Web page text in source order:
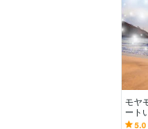
モヤ
ート
セリ5.0